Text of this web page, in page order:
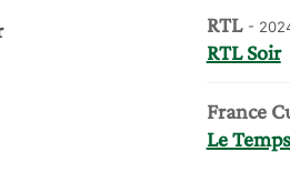
RTL -
RTL Soir
France
Le